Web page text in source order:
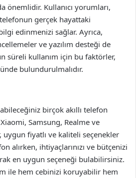
önemlidir. Kullanıcı yorumları,
gerçek hayattaki
edinmenizi sağlar. Ayrıca,
ve yazılım desteği de
süreli kullanım için bu faktörler,
bulundurulmalıdır.
birçok akıllı telefon
Samsung, Realme ve
fiyatlı ve kaliteli seçenekler
alırken, ihtiyaçlarınızı ve bütçenizi
en uygun seçeneği bulabilirsiniz.
ile hem cebinizi koruyabilir hem